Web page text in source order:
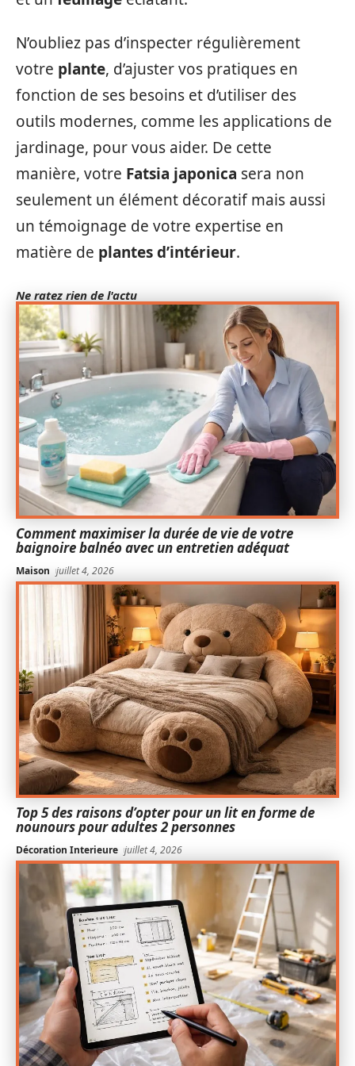
N’oubliez pas d’inspecter régulièrement
votre plante, d’ajuster vos pratiques en
fonction de ses besoins et d’utiliser des
outils modernes, comme les applications de
jardinage, pour vous aider. De cette
manière, votre Fatsia japonica sera non
seulement un élément décoratif mais aussi
un témoignage de votre expertise en
matière de plantes d’intérieur.
Ne ratez rien de l'actu
Comment maximiser la durée de vie de votre
baignoire balnéo avec un entretien adéquat
Maison juillet 4, 2026
Top 5 des raisons d’opter pour un lit en forme de
nounours pour adultes 2 personnes
Décoration Interieure juillet 4, 2026